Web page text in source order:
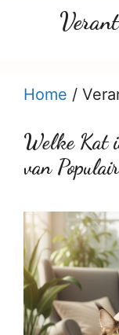
Home /
Welke Kat
van